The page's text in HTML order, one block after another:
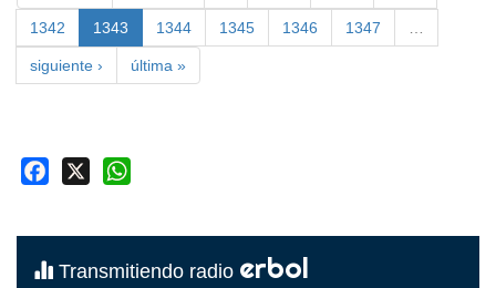
1342 1343 1344 1345 1346 1347
siguiente › última »
Facebook
Transmitiendo radio erbol